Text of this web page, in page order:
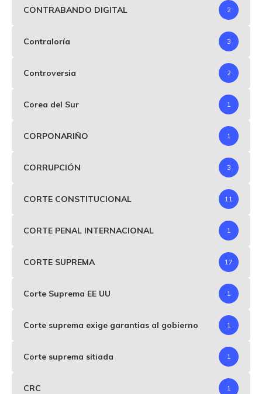
CONTRABANDO DIGITAL 2
Contraloría 3
Controversia 2
Corea del Sur 1
CORPONARIÑO 1
CORRUPCIÓN 3
CORTE CONSTITUCIONAL 11
CORTE PENAL INTERNACIONAL 1
CORTE SUPREMA 17
Corte Suprema EE UU 1
Corte suprema exige garantias al gobierno 1
Corte suprema sitiada 1
CRC 1